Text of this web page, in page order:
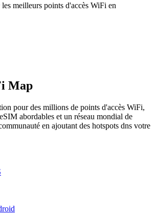
meilleurs points d'accès WiFi en
Map
pour des millions de points d'accès WiFi,
abordables et un réseau mondial de
en ajoutant des hotspots dns votre